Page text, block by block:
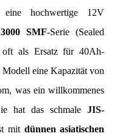
hochwertige 12V
SMF-Serie (Sealed
oft als Ersatz für 40Ah-
was ein willkommenes
hat das schmale JIS-
mit dünnen asiatischen